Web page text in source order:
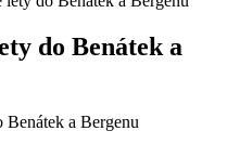
do Benátek a